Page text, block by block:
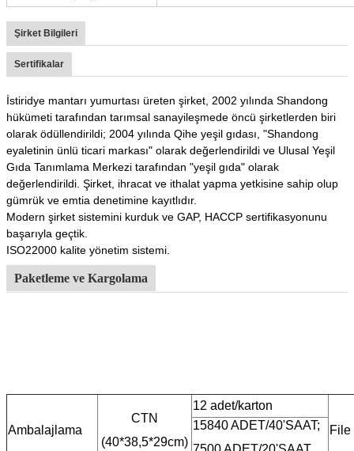
Şirket Bilgileri
Sertifikalar
İstiridye mantarı yumurtası üreten şirket, 2002 yılında Shandong
hükümeti tarafından tarımsal sanayileşmede öncü şirketlerden biri
olarak ödüllendirildi; 2004 yılında Qihe yeşil gıdası, "Shandong
eyaletinin ünlü ticari markası" olarak değerlendirildi ve Ulusal Yeşil
Gıda Tanımlama Merkezi tarafından "yeşil gıda" olarak
değerlendirildi. Şirket, ihracat ve ithalat yapma yetkisine sahip olup
gümrük ve emtia denetimine kayıtlıdır.
Modern şirket sistemini kurduk ve GAP, HACCP sertifikasyonunu
başarıyla geçtik.
ISO22000 kalite yönetim sistemi.
Paketleme ve Kargolama
Ambalajlama
CTN
(40*38,5*29cm)
12 adet/karton
File
15840 ADET/40'SAAT;